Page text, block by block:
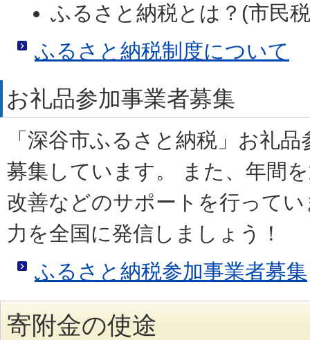
ふるさと納税とは？(市民
ふるさと納税制度について
お礼品参加事業者募集
「深谷市ふるさと納税」お礼
募集しています。 また、年間
改善などのサポートを行って
力を全国に発信しましょう！
ふるさと納税参加事業者募集
寄附金の使途